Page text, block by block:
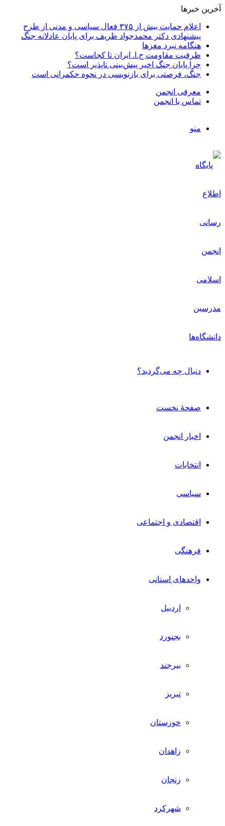
آخرین خبرها
اعلام حمایت بیش از ۳۷۵ فعال سیاسی و مدنی از طرح
پیشنهادی دکتر محمدجواد ظریف برای پایان عادلانه جنگ
هنگامه نبرد مغزها
ظرفیت مقاومت ج.ا. ایران تا کجاست؟
چرا پایان جنگ اخیر پیش‌بینی ناپذیر است؟
جنگ، فرصتی برای بازنویسی در نحوه حکمرانی است
معرفی انجمن
تماس با انجمن
منو
دنبال چه می‌گردید؟
صفحۀ نخست
اخبار انجمن
انتخابات
سیاسی
اقتصادی و اجتماعی
فرهنگی
واحدهای استانی
اردبیل
بجنورد
بیرجند
تبریز
خوزستان
زاهدان
زنجان
شهرکرد